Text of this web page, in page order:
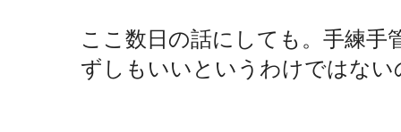
ここ数日の話にしても。手練手
ずしもいいというわけではない